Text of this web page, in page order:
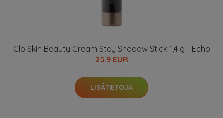
Glo Skin Beauty Cream Stay Shadow Stick 1,4 g - Echo
25.9 EUR
LISÄTIETOJA